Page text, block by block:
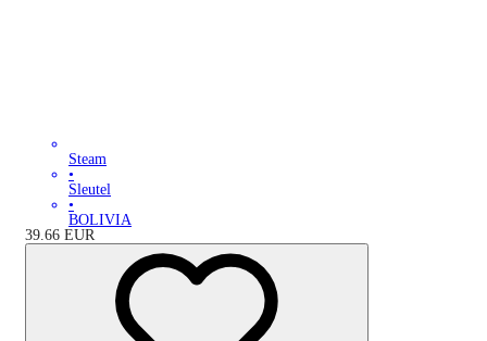
Steam
•
Sleutel
•
BOLIVIA
39.66 EUR